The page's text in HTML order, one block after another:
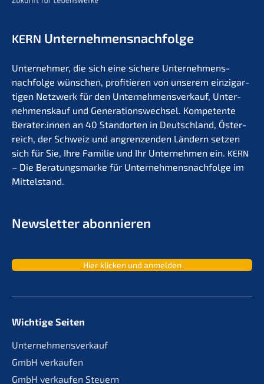
KERN Unternehmens­nachfolge
Unter­neh­mer, die sich eine siche­re Unternehmens­
nachfolge wünschen, profi­tie­ren von unserem einzig­ar­
ti­gen Netzwerk für den Unter­nehmens­verkauf, Unter­
nehmens­kauf und Generations­wechsel. Kompe­ten­te
Berater:innen an 40 Stand­or­ten in Deutsch­land, Öster­
reich, der Schweiz und angren­zen­den Ländern setzen
sich für Sie, Ihre Familie und Ihr Unter­neh­men ein. KERN
– Die Beratungs­mar­ke für Unternehmens­nachfolge im
Mittelstand.
Newslet­ter abonnieren
Hier klicken und anmelden
Wichtige Seiten
Unternehmensverkauf
GmbH verkaufen
GmbH verkaufen Steuern